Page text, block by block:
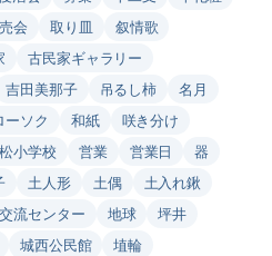
会 取り皿
叙情歌
古民家ギャラリー
吉田美那子 吊るし柿
名月
ーソク 和紙
咲き分け
小学校 営業 営業日
器
土人形 土偶
土入れ鍬
流センター 地球
坪井
城西公民館
埴輪